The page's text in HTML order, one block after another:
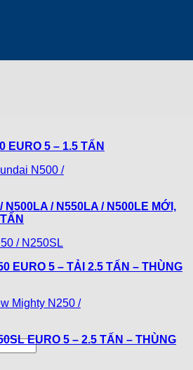
EURO 5 – 1.5 TẤN
N500LA / N550LA / N500LE MỚI,
EURO 5 – TẢI 2.5 TẤN – THÙNG
EURO 5 – 2.5 TẤN – THÙNG